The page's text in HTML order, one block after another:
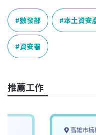
c
e
b
o
o
n
e
r
e
a
n
k
e
數發部 本土資安
資安署
推薦工作
高雄市楠